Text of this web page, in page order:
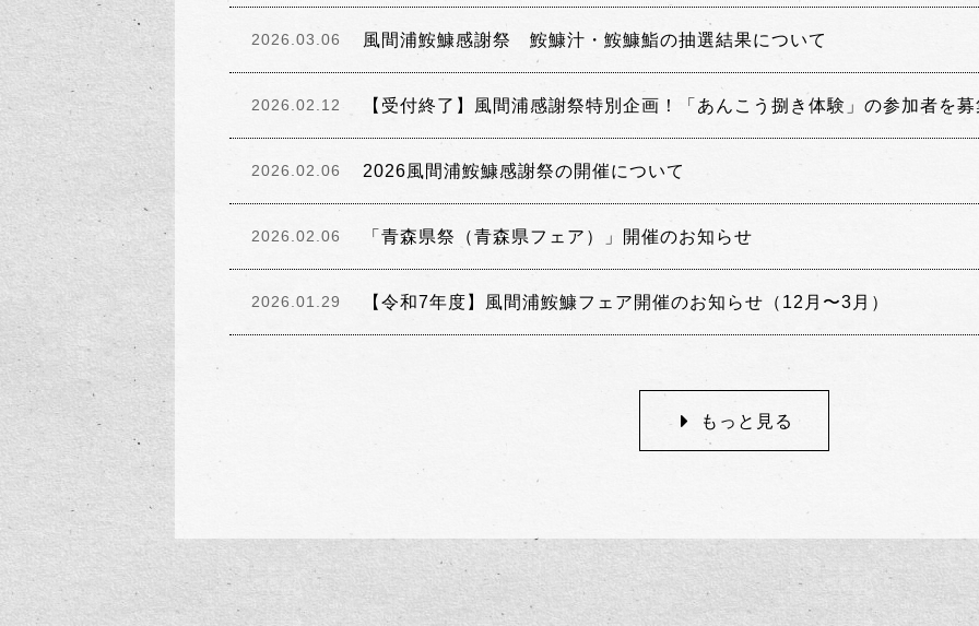
2026.03.06 風間浦鮟鱇感謝祭 鮟鱇汁・鮟鱇鮨の抽選結果について
2026.02.12 【受付終了】風間浦感謝祭特別企画！「あんこう捌き体験」の参加者を
2026.02.06 2026風間浦鮟鱇感謝祭の開催について
2026.02.06 「青森県祭（青森県フェア）」開催のお知らせ
2026.01.29 【令和7年度】風間浦鮟鱇フェア開催のお知らせ（12月〜3月）
もっと見る